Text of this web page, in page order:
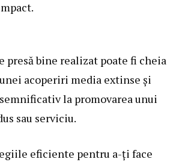
presă bine realizat poate fi cheia
acoperiri media extinse și
la promovarea unui
sau serviciu.
eficiente pentru a-ți face